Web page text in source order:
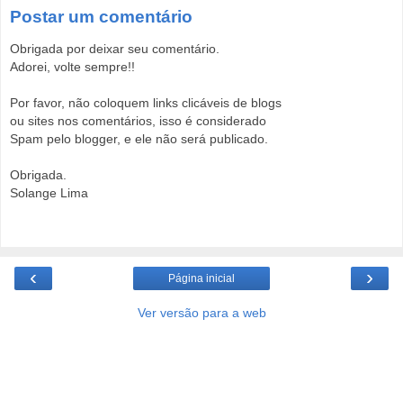
Postar um comentário
Obrigada por deixar seu comentário.
Adorei, volte sempre!!
Por favor, não coloquem links clicáveis de blogs
ou sites nos comentários, isso é considerado
Spam pelo blogger, e ele não será publicado.
Obrigada.
Solange Lima
‹ ›
Página inicial
Ver versão para a web